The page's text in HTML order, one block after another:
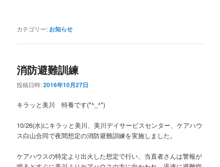
カテゴリー: お知らせ
消防避難訓練
投稿日時:2016年10月27日
キラッと美川 特養です(*^_^*)
10/26(水)にキラッと美川、美川デイサービスセンター、ケアハウ
ス白山合同で夜間想定の消防避難訓練を実施しました。
ケアハウスの特定より出火した想定で行い、当直者さんは警報が